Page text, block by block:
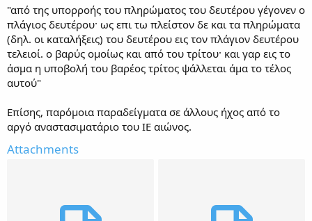
"από της υπορροής του πληρώματος του δευτέρου γέγονεν ο
πλάγιος δευτέρου· ως επι τω πλείστον δε και τα πληρώματα
(δηλ. οι καταλήξεις) του δευτέρου εις τον πλάγιον δευτέρου
τελειοί. ο βαρύς ομοίως και από του τρίτου· και γαρ εις το
άσμα η υποβολή του βαρέος τρίτος ψάλλεται άμα το τέλος
αυτού"
Επίσης, παρόμοια παραδείγματα σε άλλους ήχος από το
αργό αναστασιματάριο του ΙΕ αιώνος.
Attachments